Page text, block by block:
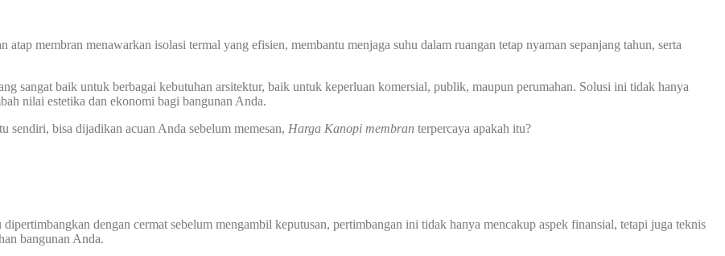
membran menawarkan isolasi termal yang efisien, membantu menjaga suhu dalam ruangan tetap nyaman sepanjang tahun, serta
sangat baik untuk berbagai kebutuhan arsitektur, baik untuk keperluan komersial, publik, maupun perumahan. Solusi ini tidak hanya
nilai estetika dan ekonomi bagi bangunan Anda.
sendiri, bisa dijadikan acuan Anda sebelum memesan, Harga Kanopi membran terpercaya apakah itu?
dengan cermat sebelum mengambil keputusan, pertimbangan ini tidak hanya mencakup aspek finansial, tetapi juga teknis
bangunan Anda.